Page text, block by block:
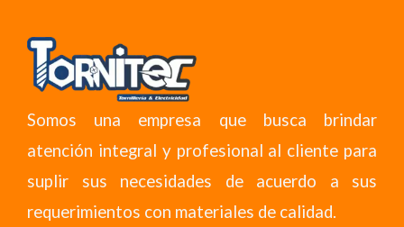
Somos una empresa que busca brindar
atención integral y profesional al cliente para
suplir sus necesidades de acuerdo a sus
requerimientos con materiales de calidad.